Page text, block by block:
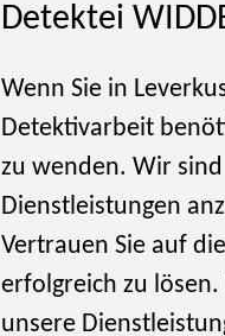
Detektei
Wenn Sie in
Detektivarbeit
zu wenden. Wir
Dienstleistungen
Vertrauen Sie auf
erfolgreich zu
unsere